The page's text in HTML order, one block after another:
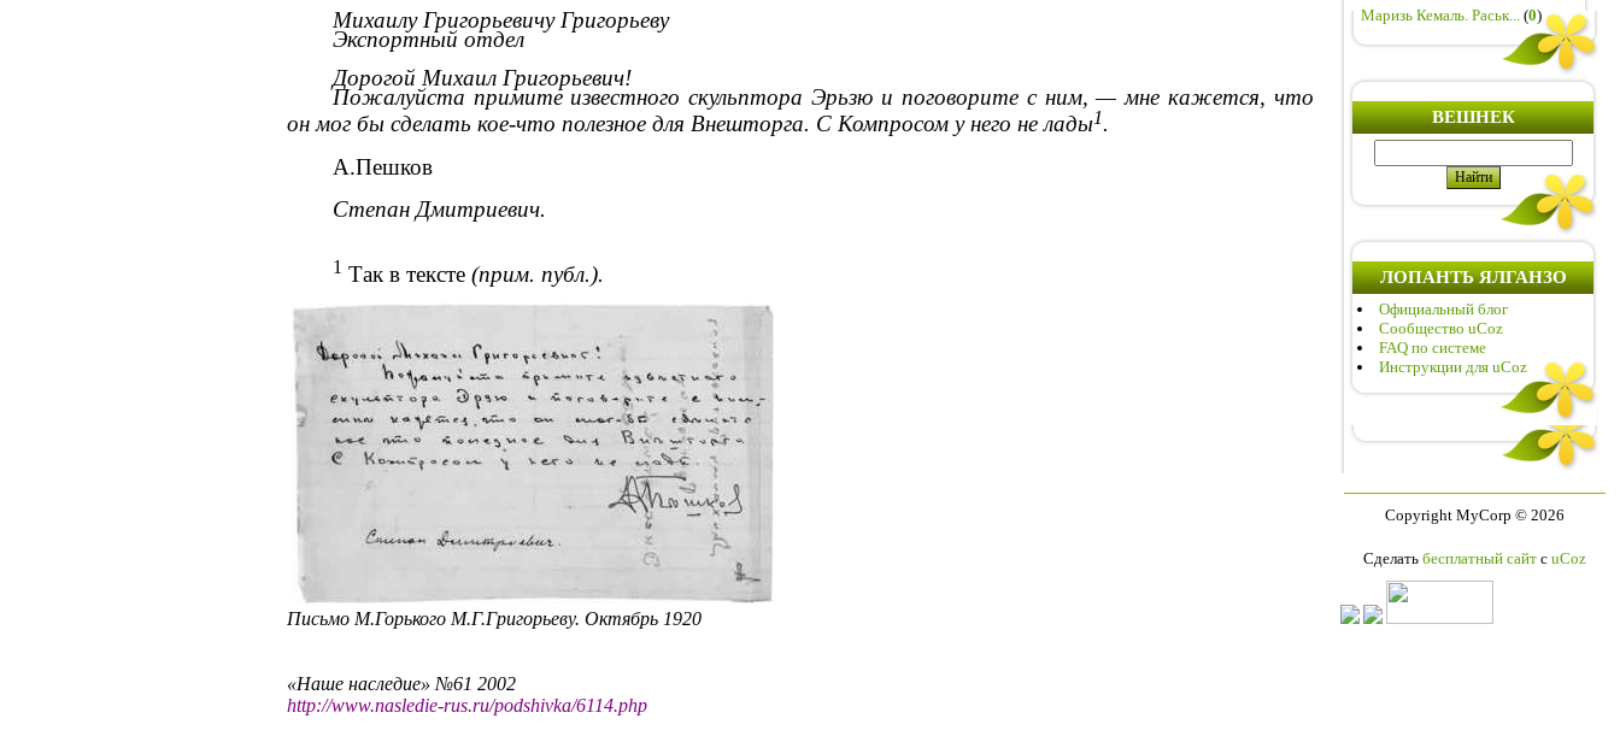
Михаилу Григорьевичу Григорьеву
Экспортный отдел
Дорогой Михаил Григорьевич!
Пожалуйста примите известного скульптораЭрьзю и поговорите с ним, — мне кажется, что
он мог бы сделать кое-что полезное для Внешторга. С Компросом у него не лады1.
А.Пешков
Степан Дмитриевич.
1 Так в тексте(прим. публ.).
Письмо М.Горького М.Г.Григорьеву. Октябрь 1920
«Наше наследие» №61 2002
http://www.nasledie-rus.ru/podshivka/6114.php
Маризь Кемаль. Раськ... (0)
ВЕШНЕК
ЛОПАНТЬ ЯЛГАНЗО
Официальный блог
Сообщество uCoz
FAQ по системе
Инструкции для uCoz
Copyright MyCorp © 2026
Сделать бесплатный сайтс uCoz